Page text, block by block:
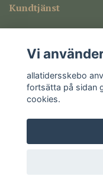
Kundtjänst
Sociala medier
©
Vi
allatidersskebo
fortsätta på sidan
cookies.